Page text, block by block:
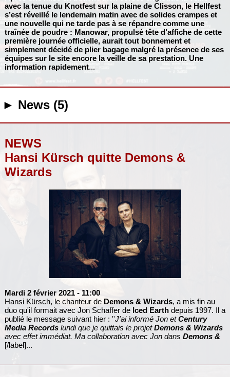
avec la tenue du Knotfest sur la plaine de Clisson, le Hellfest
s’est réveillé le lendemain matin avec de solides crampes et
une nouvelle qui ne tarde pas à se répandre comme une
traînée de poudre : Manowar, propulsé tête d’affiche de cette
première journée officielle, aurait tout bonnement et
simplement décidé de plier bagage malgré la présence de ses
équipes sur le site encore la veille de sa prestation. Une
information rapidement...
► News (5)
NEWS
Hansi Kürsch quitte Demons &
Wizards
Mardi 2 février 2021 - 11:00
Hansi Kürsch, le chanteur de Demons & Wizards, a mis fin au
duo qu'il formait avec Jon Schaffer de Iced Earthdepuis 1997. Il a
publié le message suivant hier : ''J'ai informé Jon etCentury
Media Recordslundi que je quittais le projetDemons & Wizards
avec effet immédiat. Ma collaboration avec Jon dans Demons &
[/label]...